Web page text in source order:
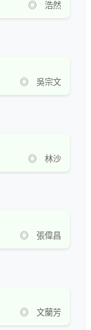
◎ 浩然
◎ 吳宗文
◎ 林沙
◎ 張偉昌
◎ 文蘭芳